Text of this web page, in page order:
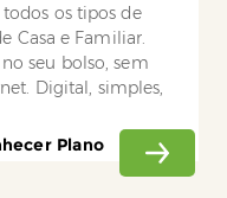
os tipos de
Casa e Familiar.
seu bolso, sem
Digital, simples,
Plano